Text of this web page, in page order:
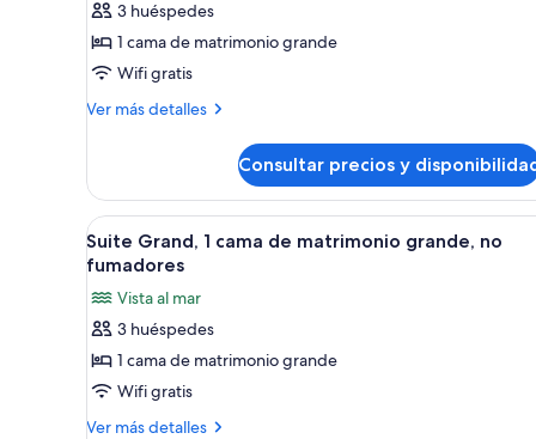
Suite
Grand,
1
cama
grande,
no
fumadores,
vistas
al
mar
3 huéspedes
1 cama de matrimonio grande
Wifi gratis
Ver más detalles
Más
Grand,
cama
de
grande,
no
fumadores,
vistas
al
Consultar precios y
Abrir
todas
fotos
de
Suite
Grand,
1
Habitación de hotel con una
11
Suite Grand, 1 cama de matrimonio grande, no
fumadores
Vista al mar
3 huéspedes
1 cama de matrimonio grande
Wifi gratis
Ver más detalles
Más